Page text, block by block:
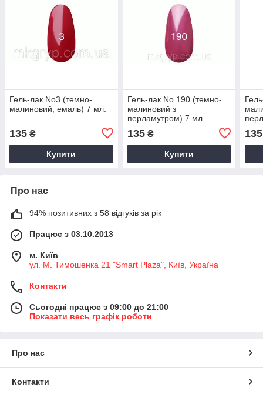
Гель-лак No3 (темно-
малиновий, емаль) 7 мл.
135 ₴
Купити
Гель-лак No 190 (темно-
малиновий з
перламутром) 7 мл
135₴
Купити
135
Про нас
94% позитивних з 58 відгуків за рік
Працює з 03.10.2013
м. Київ
ул. М. Тимошенка 21 "Smart Plaza", Київ, Україна
Контакти
Сьогодні працює з 09:00 до 21:00
Показати весь графік роботи
Про нас
Контакти